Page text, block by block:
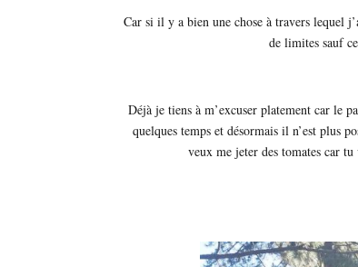
Car si il y a bien une chose à travers lequel
de limites sauf
Déjà je tiens à m’excuser platement car le
quelques temps et désormais il n’est plus
veux me jeter des tomates car